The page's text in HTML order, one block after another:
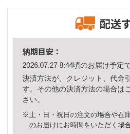
配送
納期目安：
2026.07.27 8:44頃のお届け予定で
決済方法が、クレジット、代金
す。その他の決済方法の場合は
さい。
※土・日・祝日の注文の場合や在
のお届けにお時間をいただく場